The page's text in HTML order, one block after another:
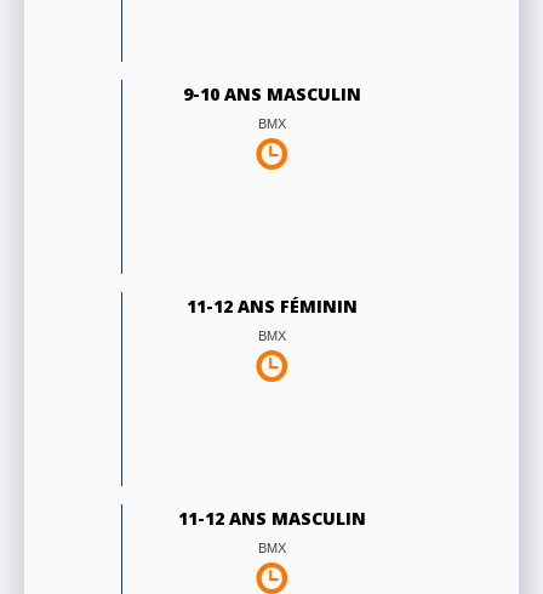
9-10 ANS MASCULIN
BMX
11-12 ANS FÉMININ
BMX
11-12 ANS MASCULIN
BMX